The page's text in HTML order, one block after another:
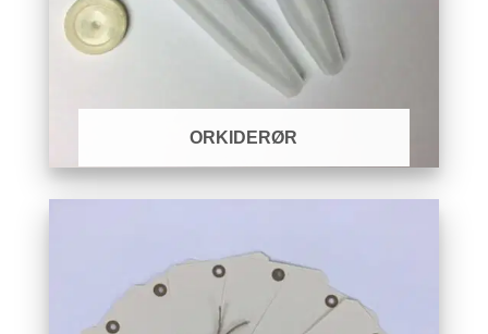
ORKIDERØR